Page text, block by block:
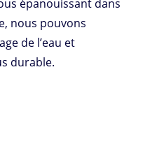
épanouissant dans
nous pouvons
de l’eau et
durable.